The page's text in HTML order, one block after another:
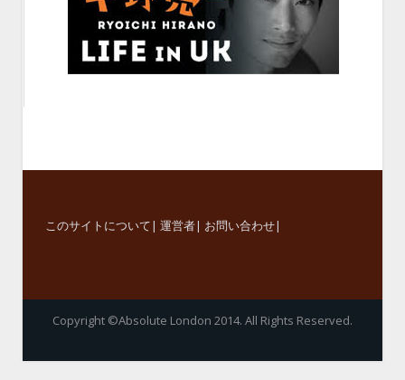
このサイトについて| 運営者| お問い合わせ|
Copyright ©Absolute London 2014. All Rights Reserved.